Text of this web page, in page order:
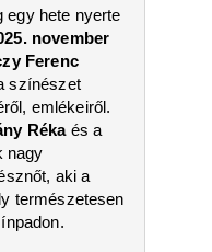
egy hete nyerte
november
Ferenc
színészet
emlékeiről.
Rékaés a
nagy
aki a
természetesen